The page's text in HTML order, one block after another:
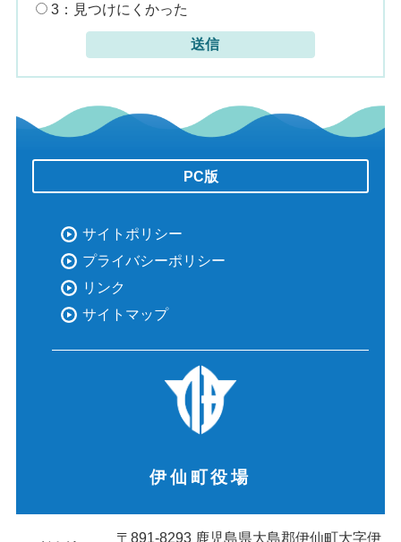
3：見つけにくかった
PC版
サイトポリシー
プライバシーポリシー
リンク
サイトマップ
伊仙町役場
〒891-8293 鹿児島県大島郡伊仙町大字伊